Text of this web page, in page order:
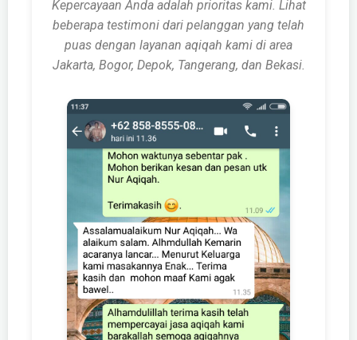
Kepercayaan Anda adalah prioritas kami. Lihat
beberapa testimoni dari pelanggan yang telah
puas dengan layanan aqiqah kami di area
Jakarta, Bogor, Depok, Tangerang, dan Bekasi.